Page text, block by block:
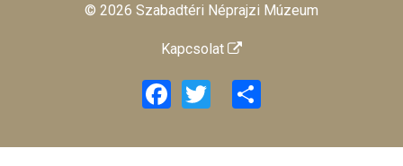
© 2026 Szabadtéri Néprajzi Múzeum
Kapcsolat
Facebook
Twitter